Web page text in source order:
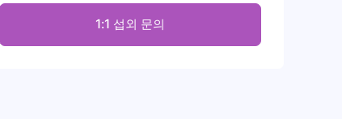
1:1 섭외 문의